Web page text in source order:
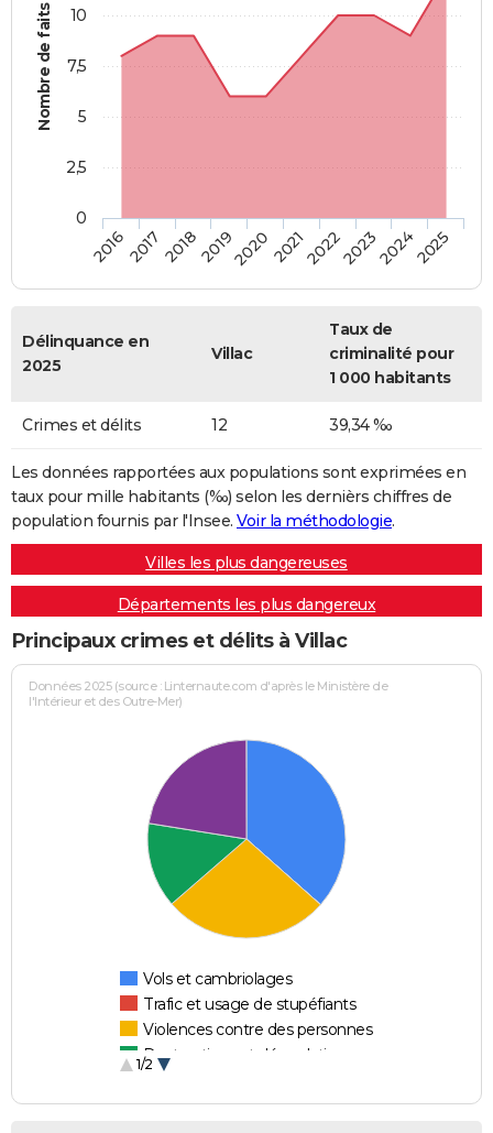
Nombre de faits
2016201720182019202020212022202320242025
0
2,5
5
7,5
10
Délinquance en
2025
Villac
Taux de
criminalité pour
1 000 habitants
Crimes et délits 12 39,34 ‰
Les données rapportées aux populations sont exprimées en
taux pour mille habitants (‰) selon les dernièrs chiffres de
population fournis par l'Insee. Voir la méthodologie.
Villes les plus dangereuses
Départements les plus dangereux
Principaux crimes et délits à Villac
Données 2025 (source : Linternaute.com d'après le Ministère de
l'Intérieur et des Outre-Mer)
Vols et cambriolages
Trafic et usage de stupéfiants
Violences contre des personnes
Destructions et dégradations
1/2